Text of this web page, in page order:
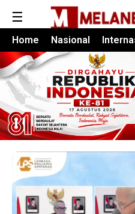
☰
Home Nasional